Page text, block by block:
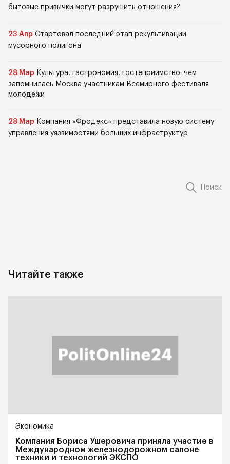
бытовые привычки могут разрушить отношения?
23 Апр Стартовал последний этап рекультивации
мусорного полигона
28 Мар Культура, гастрономия, гостеприимство: чем
запомнилась Москва участникам Всемирного фестиваля
молодежи
28 Мар Компания «Фродекс» представила новую систему
управления уязвимостями больших инфраструктур
Поиск
Читайте также
Экономика
Компания Бориса Ушеровича приняла участие в
Международном железнодорожном салоне
техники и технологий ЭКСПО